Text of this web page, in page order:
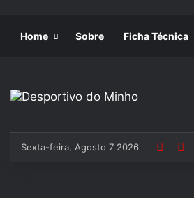
Home Sobre Ficha Técnica
Sexta-feira, Agosto 7 2026